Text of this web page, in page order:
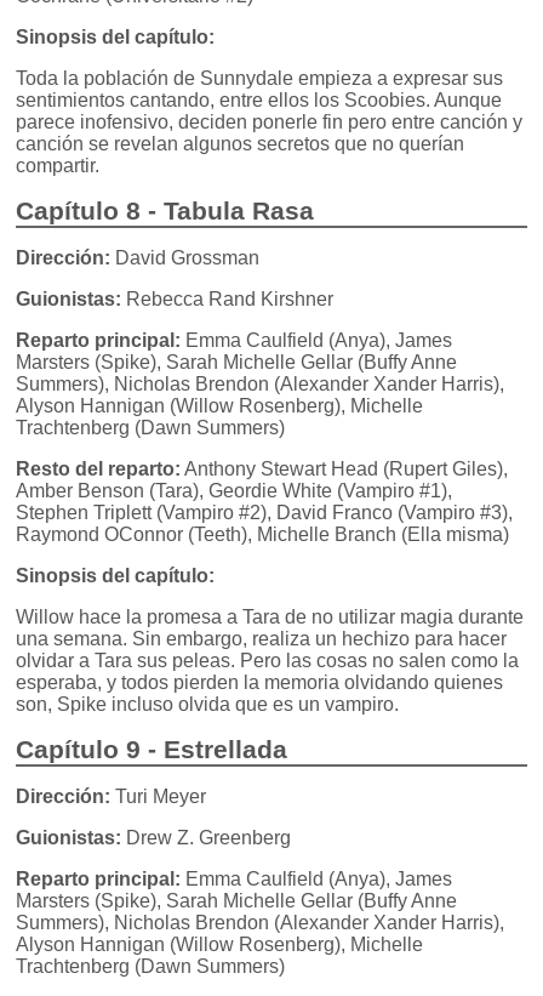
Sinopsis del capítulo:
Toda la población de Sunnydale empieza a expresar sus
sentimientos cantando, entre ellos los Scoobies. Aunque
parece inofensivo, deciden ponerle fin pero entre canción y
canción se revelan algunos secretos que no querían
compartir.
Capítulo 8 - Tabula Rasa
Dirección: David Grossman
Guionistas: Rebecca Rand Kirshner
Reparto principal: Emma Caulfield (Anya), James
Marsters (Spike), Sarah Michelle Gellar (Buffy Anne
Summers), Nicholas Brendon (Alexander Xander Harris),
Alyson Hannigan (Willow Rosenberg), Michelle
Trachtenberg (Dawn Summers)
Resto del reparto: Anthony Stewart Head (Rupert Giles),
Amber Benson (Tara), Geordie White (Vampiro #1),
Stephen Triplett (Vampiro #2), David Franco (Vampiro #3),
Raymond OConnor (Teeth), Michelle Branch (Ella misma)
Sinopsis del capítulo:
Willow hace la promesa a Tara de no utilizar magia durante
una semana. Sin embargo, realiza un hechizo para hacer
olvidar a Tara sus peleas. Pero las cosas no salen como la
esperaba, y todos pierden la memoria olvidando quienes
son, Spike incluso olvida que es un vampiro.
Capítulo 9 - Estrellada
Dirección: Turi Meyer
Guionistas: Drew Z. Greenberg
Reparto principal: Emma Caulfield (Anya), James
Marsters (Spike), Sarah Michelle Gellar (Buffy Anne
Summers), Nicholas Brendon (Alexander Xander Harris),
Alyson Hannigan (Willow Rosenberg), Michelle
Trachtenberg (Dawn Summers)